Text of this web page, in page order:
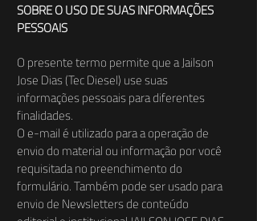
SOBRE O USO DE SUAS INFORMAÇÕES
PESSOAIS
O presente termo permite que a Jailson
Jose Dias (Tec Diesel) use suas
informações pessoais para diferentes
finalidades.
O e-mail é utilizado para a operação de
envio do material ou informação por você
requisitada no preenchimento do
formulário. Também pode ser usado para
envio de Newsletters de conteúdo